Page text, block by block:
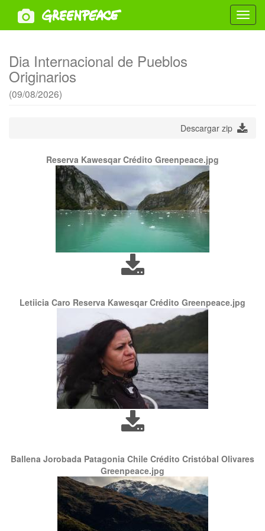
Dia Internacional de Pueblos
Originarios
(09/08/2026)
Descargar zip
Reserva Kawesqar Crédito Greenpeace.jpg
Letiicia Caro Reserva Kawesqar Crédito Greenpeace.jpg
Ballena Jorobada Patagonia Chile Crédito Cristóbal Olivares
Greenpeace.jpg